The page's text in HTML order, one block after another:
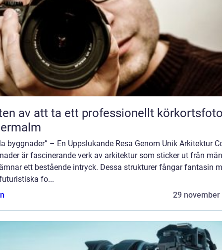
av att ta ett professionellt
byggnader” – En Uppslukande Resa Genom Unik Arkitektur
är fascinerande verk av arkitektur som sticker ut från
ett bestående intryck. Dessa strukturer fångar fantasin
fo...
29 november